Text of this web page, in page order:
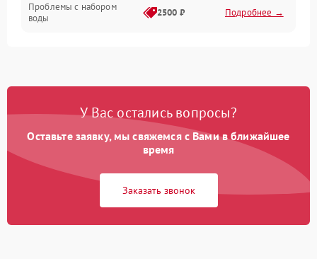
Проблемы с набором
воды
2500 ₽ Подробнее →
Замена платы управления 2200 ₽ Подробнее →
У Вас остались вопросы?
Оставьте заявку, мы свяжемся с Вами в ближайшее
время
Заказать звонок